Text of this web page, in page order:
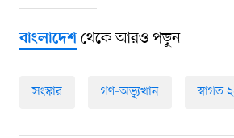
বাংলাদেশথেকে আরও পড়ুন
সংস্কার গণ-অভ্যুত্থান স্বাগত